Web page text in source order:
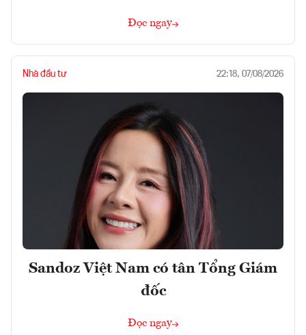
Đọc ngay
Nhà đầu tư 22:18, 07/08/2026
Sandoz Việt Nam có tân Tổng Giám
đốc
Đọc ngay